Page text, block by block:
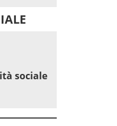
sociale